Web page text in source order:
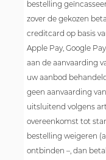
bestelling
zover de gekozen
creditcard op basis
Apple Pay, Google
aan de aanvaarding
uw aanbod
geen aanvaarding
uitsluitend volgens
overeenkomst tot
bestelling weigeren
ontbinden –, dan